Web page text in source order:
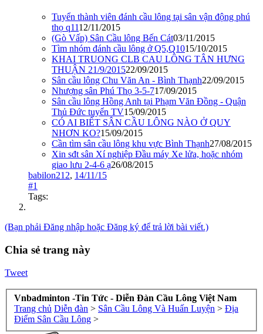
Tuyển thành viên đánh cầu lông tại sân vận động phú
thọ q1112/11/2015
(Gò Vấp) Sân Cầu lông Bến Cát03/11/2015
Tìm nhóm đánh cầu lông ở Q5,Q1015/10/2015
KHAI TRUONG CLB CAU LÔNG TÂN HƯNG
THUẬN 21/9/201522/09/2015
Sân cầu lông Chu Văn An - Bình Thạnh22/09/2015
Nhượng sân Phú Thọ 3-5-717/09/2015
Sân cầu lông Hồng Anh tại Phạm Văn Đồng - Quận
Thủ Đức tuyển TV15/09/2015
CÓ AI BIẾT SÂN CẦU LÔNG NÀO Ở QUY
NHƠN KO?15/09/2015
Cần tìm sân cầu lông khu vực Bình Thạnh27/08/2015
Xin sđt sân Xí nghiệp Đầu máy Xe lửa, hoặc nhóm
giao lưu 2-4-6 ạ26/08/2015
babilon212, 14/11/15
#1
Tags:
(Bạn phải Đăng nhập hoặc Đăng ký để trả lời bài viết.)
Chia sẻ trang này
Tweet
Vnbadminton -Tin Tức - Diễn Đàn Cầu Lông Việt Nam
Trang chủ Diễn đàn > Sân Cầu Lông Và Huấn Luyện > Địa
Điểm Sân Cầu Lông >